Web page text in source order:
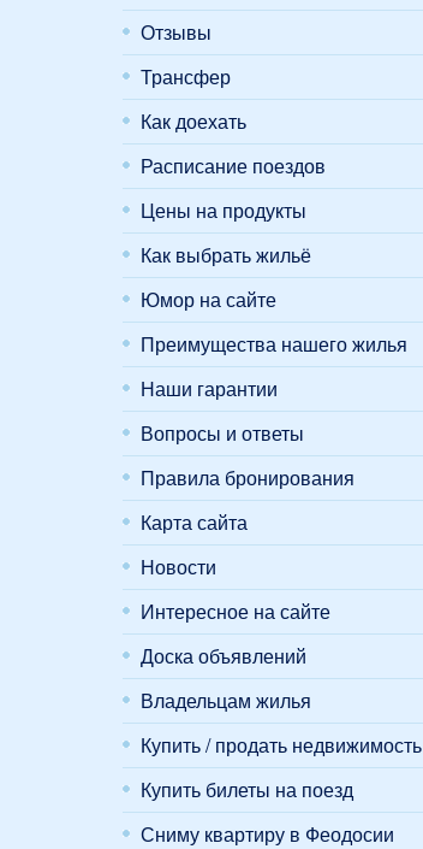
Отзывы
Трансфер
Как доехать
Расписание поездов
Цены на продукты
Как выбрать жильё
Юмор на сайте
Преимущества нашего жилья
Наши гарантии
Вопросы и ответы
Правила бронирования
Карта сайта
Новости
Интересное на сайте
Доска объявлений
Владельцам жилья
Купить / продать недвижимость
Купить билеты на поезд
Сниму квартиру в Феодосии